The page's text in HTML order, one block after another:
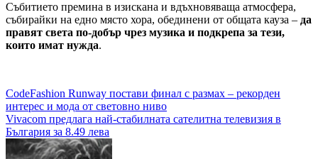
Събитието премина в изискана и вдъхновяваща атмосфера,
събирайки на едно място хора, обединени от общата кауза – да
правят света по-добър чрез музика и подкрепа за тези,
които имат нужда.
Навигация
CodeFashion Runway постави финал с размах – рекорден
интерес и мода от световно ниво
Vivacom предлага най-стабилната сателитна телевизия в
България за 8.49 лева